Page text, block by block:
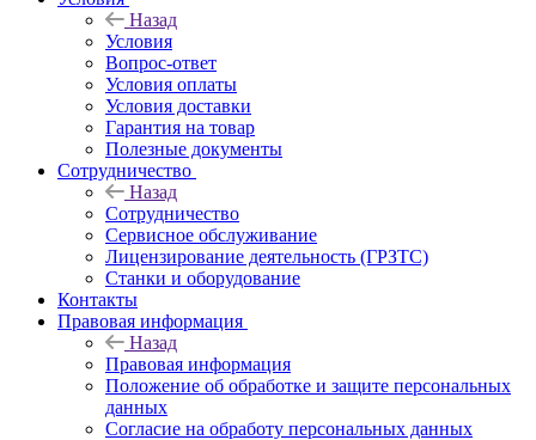
Назад
Условия
Вопрос-ответ
Условия оплаты
Условия доставки
Гарантия на товар
Полезные документы
Сотрудничество
Назад
Сотрудничество
Сервисное обслуживание
Лицензирование деятельность (ГРЗТС)
Станки и оборудование
Контакты
Правовая информация
Назад
Правовая информация
Положение об обработке и защите персональных
данных
Согласие на обработу персональных данных